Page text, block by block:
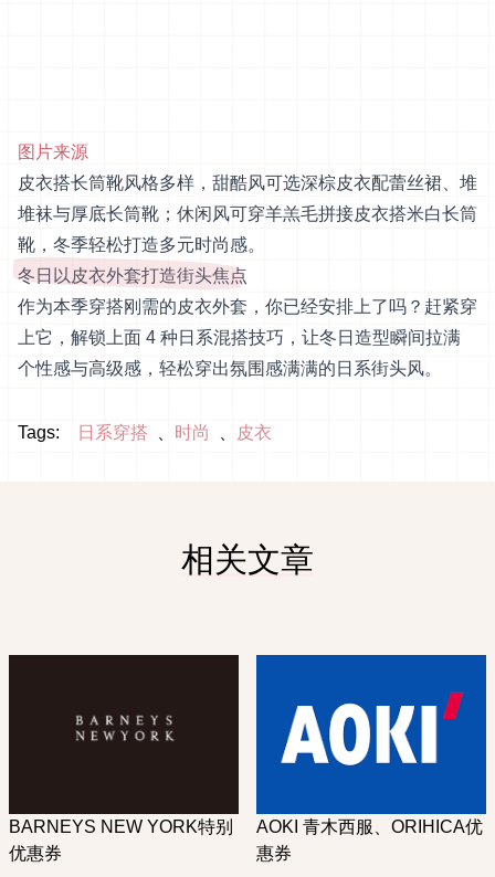
图片来源
皮衣搭长筒靴风格多样，甜酷风可选深棕皮衣配蕾丝裙、堆
堆袜与厚底长筒靴；休闲风可穿羊羔毛拼接皮衣搭米白长筒
靴，冬季轻松打造多元时尚感。
冬日以皮衣外套打造街头焦点
作为本季穿搭刚需的皮衣外套，你已经安排上了吗？赶紧穿
上它，解锁上面 4 种日系混搭技巧，让冬日造型瞬间拉满
个性感与高级感，轻松穿出氛围感满满的日系街头风。
Tags: 日系穿搭 时尚 皮衣
相关文章
BARNEYS NEW YORK特别
优惠券
AOKI 青木西服、ORIHICA优
惠券